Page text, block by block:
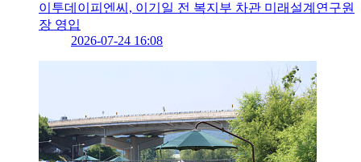
이투데이피엔씨, 이기일 전 복지부 차관 미래설계연구원
장 영입
2026-07-24 16:08